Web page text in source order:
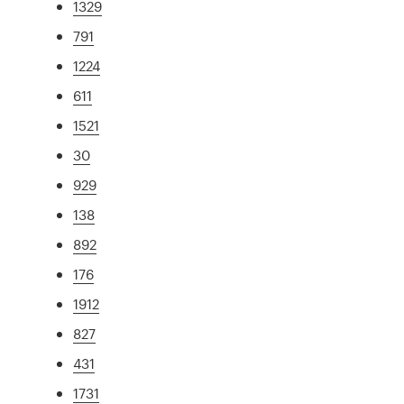
1329
791
1224
611
1521
30
929
138
892
176
1912
827
431
1731